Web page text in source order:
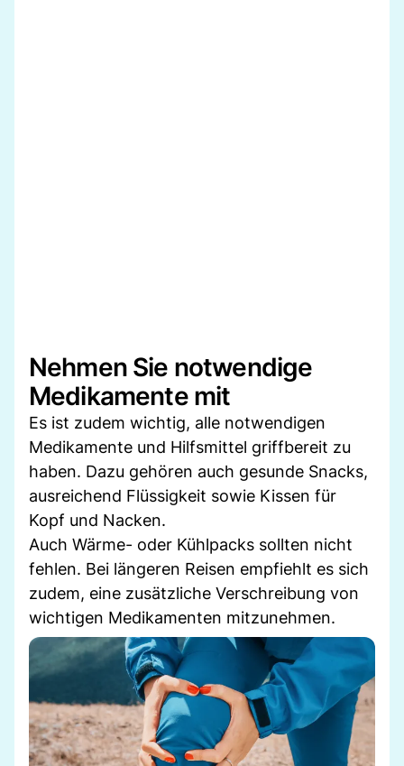
Nehmen Sie notwendige
Medikamente mit
Es ist zudem wichtig, alle notwendigen
Medikamente und Hilfsmittel griffbereit zu
haben. Dazu gehören auch gesunde Snacks,
ausreichend Flüssigkeit sowie Kissen für
Kopf und Nacken.
Auch Wärme- oder Kühlpacks sollten nicht
fehlen. Bei längeren Reisen empfiehlt es sich
zudem, eine zusätzliche Verschreibung von
wichtigen Medikamenten mitzunehmen.